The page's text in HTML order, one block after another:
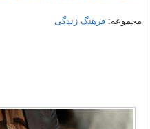
مجموعه:فرهنگ زندگی